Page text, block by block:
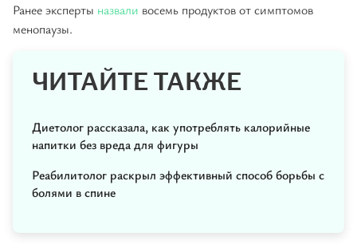
Ранее эксперты назвали восемь продуктов от симптомов
менопаузы.
ЧИТАЙТЕ ТАКЖЕ
Диетолог рассказала, как употреблять калорийные
напитки без вреда для фигуры
Реабилитолог раскрыл эффективный способ борьбы с
болями в спине